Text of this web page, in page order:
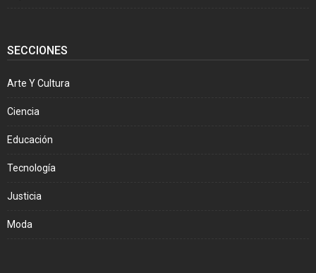
SECCIONES
Arte Y Cultura
Ciencia
Educación
Tecnología
Justicia
Moda